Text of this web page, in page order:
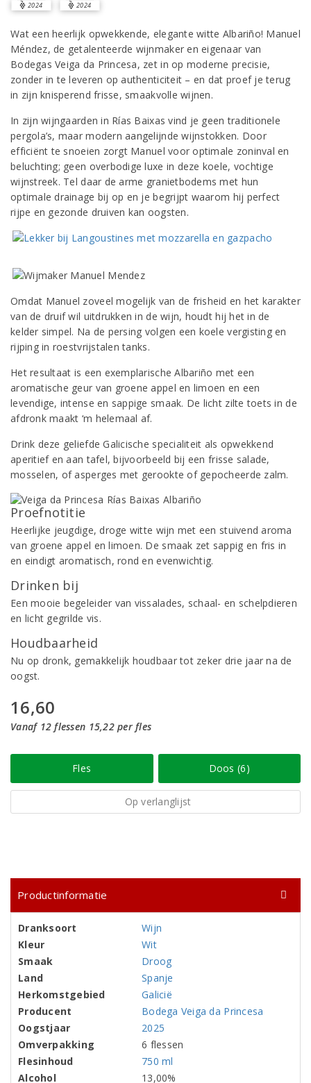
2024 2024
Wat een heerlijk opwekkende, elegante witte Albariño! Manuel
Méndez, de getalenteerde wijnmaker en eigenaar van
Bodegas Veiga da Princesa, zet in op moderne precisie,
zonder in te leveren op authenticiteit – en dat proef je terug
in zijn knisperend frisse, smaakvolle wijnen.
In zijn wijngaarden in Rías Baixas vind je geen traditionele
pergola’s, maar modern aangelijnde wijnstokken. Door
efficiënt te snoeien zorgt Manuel voor optimale zoninval en
beluchting; geen overbodige luxe in deze koele, vochtige
wijnstreek. Tel daar de arme granietbodems met hun
optimale drainage bij op en je begrijpt waarom hij perfect
rijpe en gezonde druiven kan oogsten.
Omdat Manuel zoveel mogelijk van de frisheid en het karakter
van de druif wil uitdrukken in de wijn, houdt hij het in de
kelder simpel. Na de persing volgen een koele vergisting en
rijping in roestvrijstalen tanks.
Het resultaat is een exemplarische Albariño met een
aromatische geur van groene appel en limoen en een
levendige, intense en sappige smaak. De licht zilte toets in de
afdronk maakt ‘m helemaal af.
Drink deze geliefde Galicische specialiteit als opwekkend
aperitief en aan tafel, bijvoorbeeld bij een frisse salade,
mosselen, of asperges met gerookte of gepocheerde zalm.
Proefnotitie
Heerlijke jeugdige, droge witte wijn met een stuivend aroma
van groene appel en limoen. De smaak zet sappig en fris in
en eindigt aromatisch, rond en evenwichtig.
Drinken bij
Een mooie begeleider van vissalades, schaal- en schelpdieren
en licht gegrilde vis.
Houdbaarheid
Nu op dronk, gemakkelijk houdbaar tot zeker drie jaar na de
oogst.
16,60
Vanaf 12 flessen 15,22 per fles
Fles Doos (6)
Op verlanglijst
Productinformatie
Dranksoort
Wijn
Kleur
Wit
Smaak
Droog
Land
Spanje
Herkomstgebied
Galicië
Producent
Bodega Veiga da Princesa
Oogstjaar
2025
Omverpakking
6 flessen
Flesinhoud
750 ml
Alcohol
13,00%